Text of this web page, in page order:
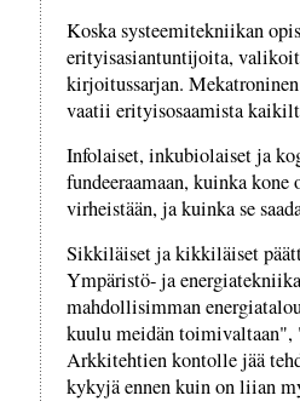
Koska systeemitekniikan
erityisasiantuntijoita,
kirjoitussarjan.
vaatii erityisosaamista
Infolaiset, inkubiolaiset ja
fundeeraamaan, kuinka
virheistään, ja kuinka se
Sikkiläiset ja kikkiläiset
Ympäristö- ja
mahdollisimman
kuulu meidän
Arkkitehtien kontolle jää
kykyjä ennen kuin on liian